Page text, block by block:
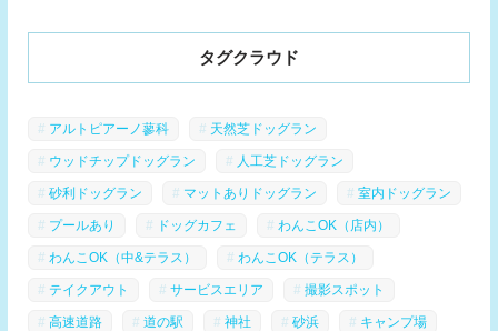
タグクラウド
アルトピアーノ蓼科 天然芝ドッグラン
ウッドチップドッグラン 人工芝ドッグラン
砂利ドッグラン マットありドッグラン 室内ドッグラン
プールあり ドッグカフェ わんこOK（店内）
わんこOK（中&テラス） わんこOK（テラス）
テイクアウト サービスエリア 撮影スポット
高速道路 道の駅 神社 砂浜 キャンプ場